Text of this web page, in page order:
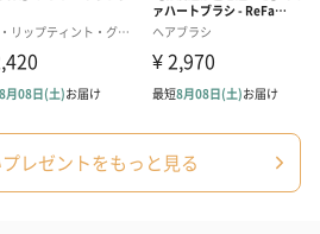
レゼントをもっと見る